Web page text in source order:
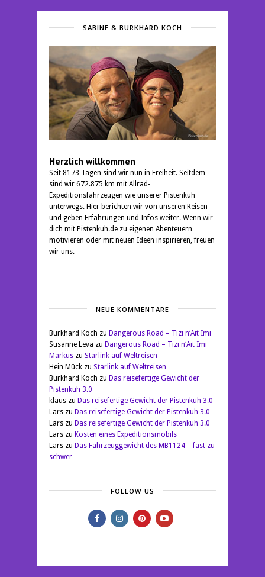
SABINE & BURKHARD KOCH
Herzlich willkommen
Seit 8173 Tagen sind wir nun in Freiheit. Seitdem
sind wir 672.875 km mit Allrad-
Expeditionsfahrzeugen wie unserer Pistenkuh
unterwegs. Hier berichten wir von unseren Reisen
und geben Erfahrungen und Infos weiter. Wenn wir
dich mit Pistenkuh.de zu eigenen Abenteuern
motivieren oder mit neuen Ideen inspirieren, freuen
wir uns.
NEUE KOMMENTARE
Burkhard Koch zu Dangerous Road – Tizi n‘Ait Imi
Susanne Leva zu Dangerous Road – Tizi n‘Ait Imi
Markuszu Starlink auf Weltreisen
Hein Mückzu Starlink auf Weltreisen
Burkhard Koch zu Das reisefertige Gewicht der
Pistenkuh 3.0
klauszu Das reisefertige Gewicht der Pistenkuh 3.0
Larszu Das reisefertige Gewicht der Pistenkuh 3.0
Larszu Das reisefertige Gewicht der Pistenkuh 3.0
Larszu Kosten eines Expeditionsmobils
Larszu Das Fahrzeuggewicht des MB1124 – fast zu
schwer
FOLLOW US